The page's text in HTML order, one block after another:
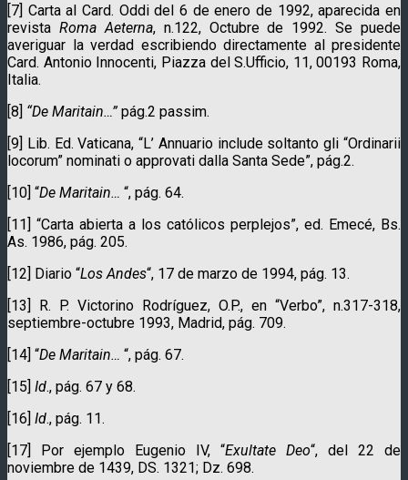
[7] Carta al Card. Oddi del 6 de enero de 1992, aparecida en
revista Roma Aeterna, n.122, Octubre de 1992. Se puede
averiguar la verdad escribiendo directamente al presidente
Card. Antonio Innocenti, Piazza del S.Ufficio, 11, 00193 Roma,
Italia.
[8] “De Maritain…” pág.2 passim.
[9] Lib. Ed. Vaticana, “L’ Annuario include soltanto gli “Ordinarii
locorum” nominati o approvati dalla Santa Sede”, pág.2.
[10] “De Maritain… “, pág. 64.
[11] “Carta abierta a los católicos perplejos”, ed. Emecé, Bs.
As. 1986, pág. 205.
[12] Diario “Los Andes“, 17 de marzo de 1994, pág. 13.
[13] R. P. Victorino Rodríguez, O.P., en “Verbo”, n.317-318,
septiembre-octubre 1993, Madrid, pág. 709.
[14] “De Maritain… “, pág. 67.
[15] Id., pág. 67 y 68.
[16] Id., pág. 11.
[17] Por ejemplo Eugenio IV, “Exultate Deo“, del 22 de
noviembre de 1439, DS. 1321; Dz. 698.